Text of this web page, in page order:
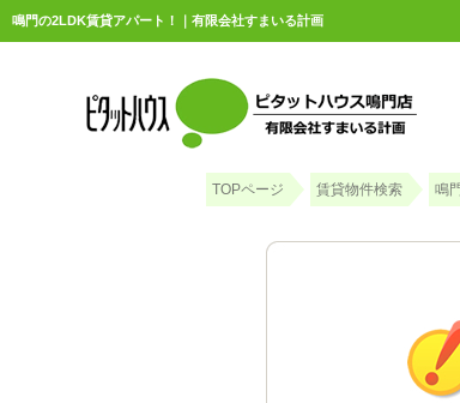
鳴門の2LDK賃貸アパート！｜有限会社すまいる計画
TOPページ 賃貸物件検索 鳴